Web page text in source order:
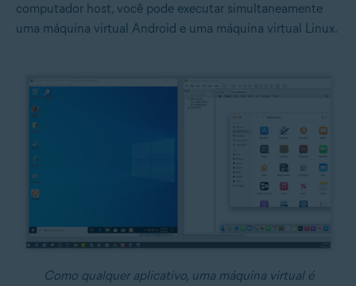
computador host, você pode executar simultaneamente
uma máquina virtual Android e uma máquina virtual Linux.
Como qualquer aplicativo, uma máquina virtual é